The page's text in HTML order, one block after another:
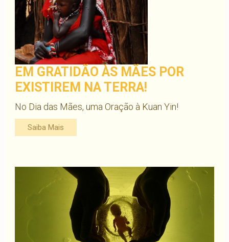
EM GRATIDÃO ÀS MÃES POR
EXISTIREM NA TERRA!
No Dia das Mães, uma Oração à Kuan Yin!
Saiba Mais